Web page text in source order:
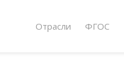
Отрасли ФГОС